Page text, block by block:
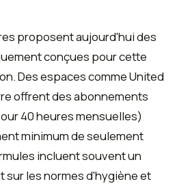
proposent aujourd'hui des
conçues pour cette
Des espaces comme United
offrent des abonnements
40 heures mensuelles)
minimum de seulement
incluent souvent un
sur les normes d'hygiène et